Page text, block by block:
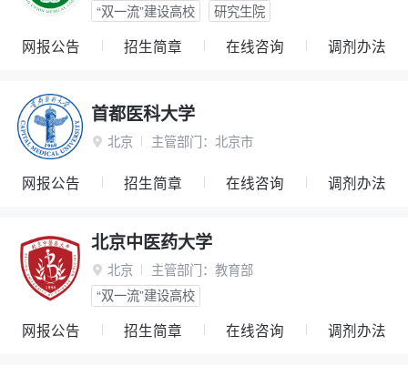
“双一流”建设高校
研究生院
网报公告 招生简章 在线咨询 调剂办法
首都医科大学
 北京 主管部门： 北京市
网报公告 招生简章 在线咨询 调剂办法
北京中医药大学
 北京 主管部门： 教育部
“双一流”建设高校
网报公告 招生简章 在线咨询 调剂办法